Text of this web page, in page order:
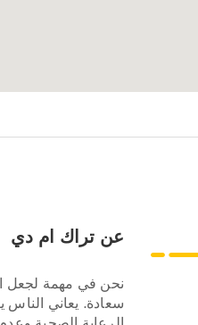
عن تراك ام دي
نحن في مهمة لجعل
سعادة. يعاني الناس